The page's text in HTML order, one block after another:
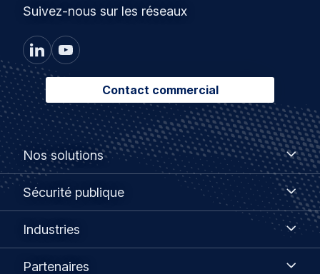
Suivez-nous sur les réseaux
Contact commercial
Footer
menu
Nos solutions
Nos
solutions
Sécurité publique
Sécurité
Industries
Partenaires